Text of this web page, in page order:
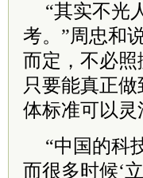
“其实不光
考。”周忠和
而定，不必
只要能真正
体标准可以灵
“中国的科
而很多时候‘